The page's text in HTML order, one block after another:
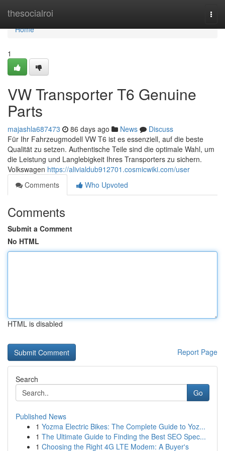
thesocialroi
Home
Home
1
VW Transporter T6 Genuine
Parts
majashla687473 86 days ago News
Discuss
Für Ihr Fahrzeugmodell VW T6 ist es essenziell, auf die beste
Qualität zu setzen. Authentische Teile sind die optimale Wahl, um
die Leistung und Langlebigkeit Ihres Transporters zu sichern.
Volkswagen https://alivialdub912701.cosmicwiki.com/user
Comments
Who Upvoted
Comments
Submit a Comment
No HTML
HTML is disabled
Report Page
Search
Go
Published News
1 Yozma Electric Bikes: The Complete Guide to Yoz...
1 The Ultimate Guide to Finding the Best SEO Spec...
1 Choosing the Right 4G LTE Modem: A Buyer's